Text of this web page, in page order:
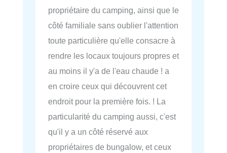
propriétaire du camping, ainsi que le
côté familiale sans oublier l'attention
toute particulière qu'elle consacre à
rendre les locaux toujours propres et
au moins il y'a de l'eau chaude ! a
en croire ceux qui découvrent cet
endroit pour la première fois. ! La
particularité du camping aussi, c'est
qu'il y a un côté réservé aux
propriétaires de bungalow, et ceux